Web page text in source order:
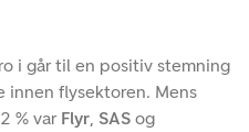
i går til en positiv stemning
innen flysektoren. Mens
% var Flyr SAS og